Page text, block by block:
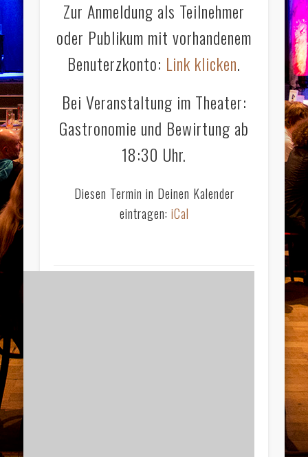
Zur Anmeldung als Teilnehmer
oder Publikum mit vorhandenem
Benuterzkonto: Link klicken.
Bei Veranstaltung im Theater:
Gastronomie und Bewirtung ab
18:30 Uhr.
Diesen Termin in Deinen Kalender
eintragen: iCal